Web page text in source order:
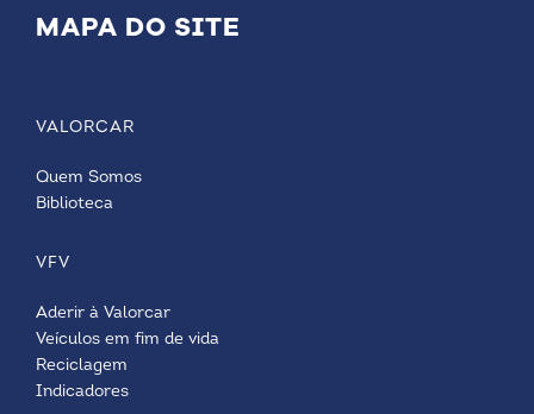
MAPA DO SITE
VALORCAR
Quem Somos
Biblioteca
VFV
Aderir à Valorcar
Veículos em fim de vida
Reciclagem
Indicadores